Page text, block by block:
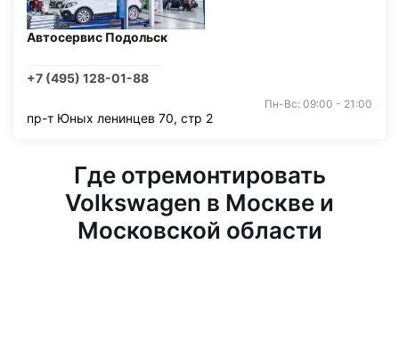
Автосервис Подольск
+7 (495) 128-01-88
Пн-Вс: 09:00 - 21:00
пр-т Юных ленинцев 70, стр 2
Где отремонтировать
Volkswagen в Москве и
Московской области